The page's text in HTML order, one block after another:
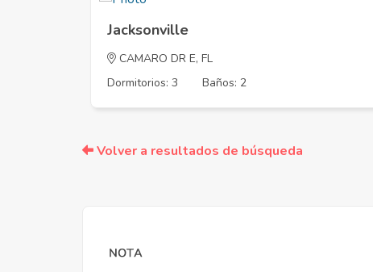
Jacksonville
CAMARO DR E, FL
Dormitorios: 3
Baños: 2
Volver a resultados de búsqueda